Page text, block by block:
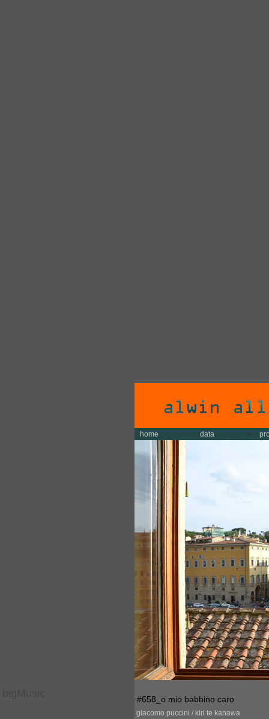
home data
#658_o mio babbino caro
giacomo puccini / kiri te kanawa